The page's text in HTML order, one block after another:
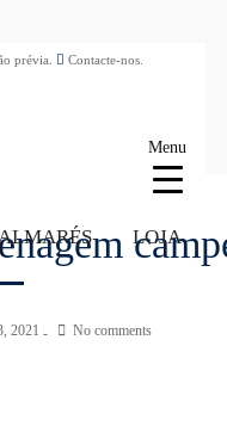
prévia. Contacte-nos.
LOJA
2021 No comments
Menu